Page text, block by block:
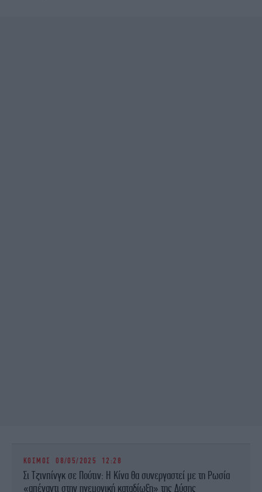
ΚΟΣΜΟΣ 08/05/2025 12:28
Σι Τζινπίνγκ σε Πούτιν: Η Κίνα θα συνεργαστεί με τη Ρωσία
«απέναντι στην ηγεμονική καταδίωξη» της Δύσης